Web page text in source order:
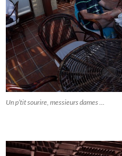
Un p’tit sourire, messieurs dames …